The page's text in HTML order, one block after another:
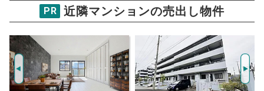
物件価格
ご希望の
返済期間
年
美浜東エステート10号棟
試算条件 75㎡・6階
推定売却価格：4102万円
PR 近隣マンションの売出し物件